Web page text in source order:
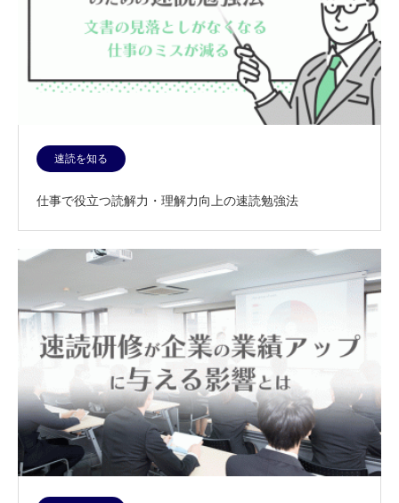
速読を知る
仕事で役立つ読解力・理解力向上の速読勉強法